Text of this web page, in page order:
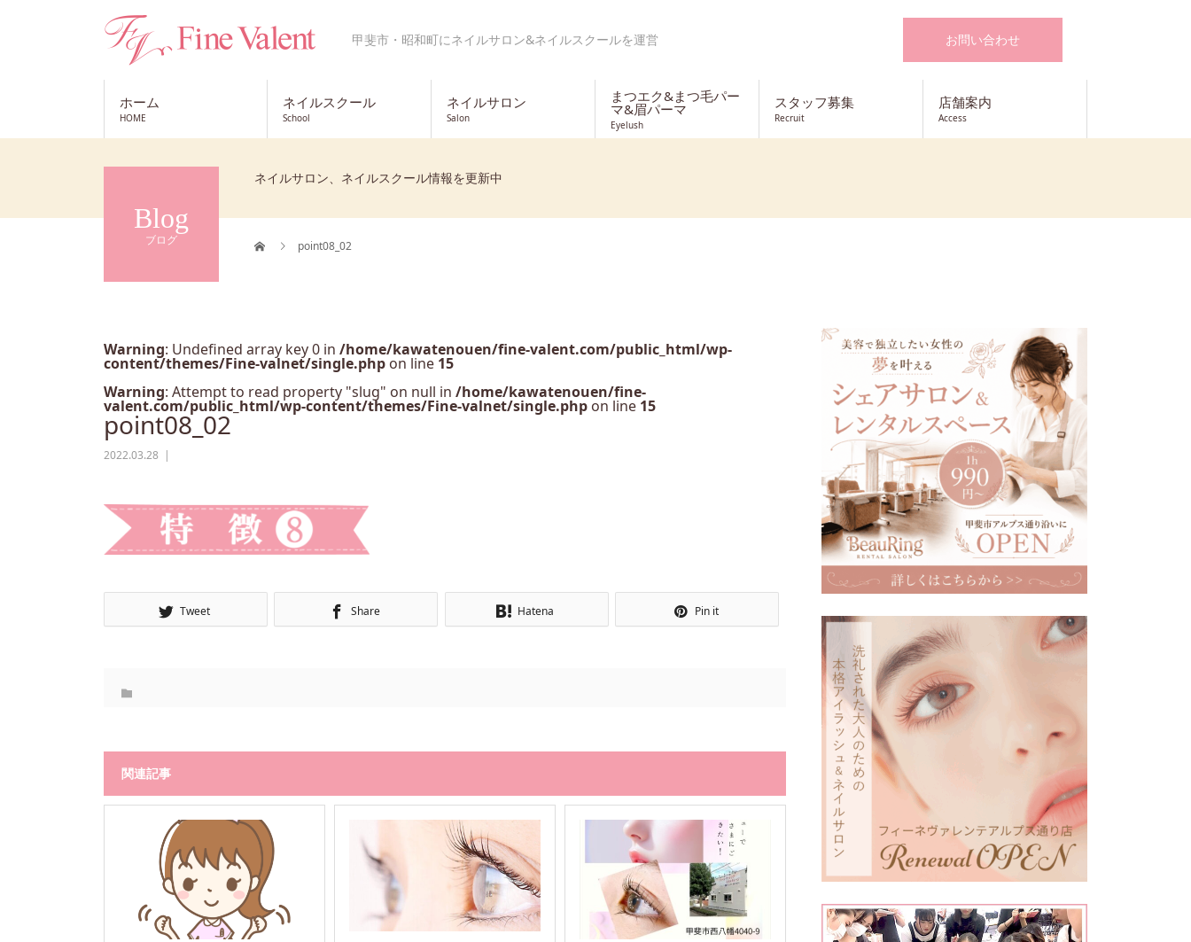
甲斐市・昭和町にネイルサロン&ネイルスクールを運営 お問い合わせ
ホーム
HOME
ネイルスクール
School
ネイルサロン
Salon
まつエク&まつ毛パー
マ&眉パーマ
Eyelush
スタッフ募集
Recruit
店舗案内
Access
Blog
ブログ
ネイルサロン、ネイルスクール情報を更新中
point08_02
Warning: Undefined array key 0 in /home/kawatenouen/fine-valent.com/public_html/wp-
content/themes/Fine-valnet/single.php on line 15
Warning: Attempt to read property "slug" on null in /home/kawatenouen/fine-
valent.com/public_html/wp-content/themes/Fine-valnet/single.php on line 15
point08_02
2022.03.28
Tweet Share Hatena Pin it
関連記事